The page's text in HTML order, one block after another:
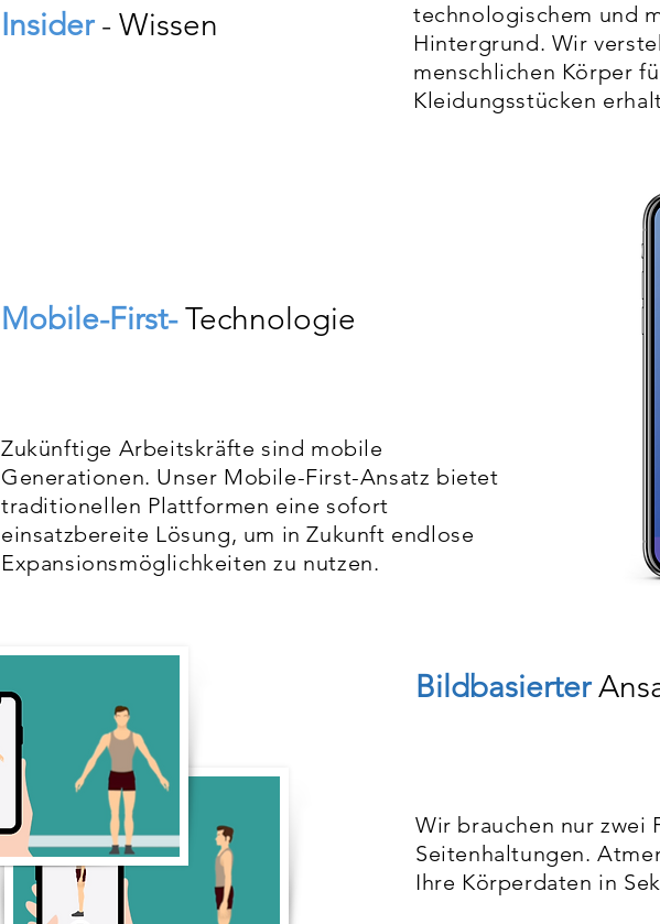
Insider- Wissen
technologischem und
Hintergrund. Wir
menschlichen Körper
Kleidungsstücken
Mobile-First- Technologie
Zukünftige Arbeitskräfte sind mobile
Generationen. Unser Mobile-First-Ansatz bietet
traditionellen Plattformen eine sofort
einsatzbereite Lösung, um in Zukunft endlose
Expansionsmöglichkeiten zu nutzen.
Bildbasierter
Wir brauchen nur zwei
Seitenhaltungen.
Ihre Körperdaten in